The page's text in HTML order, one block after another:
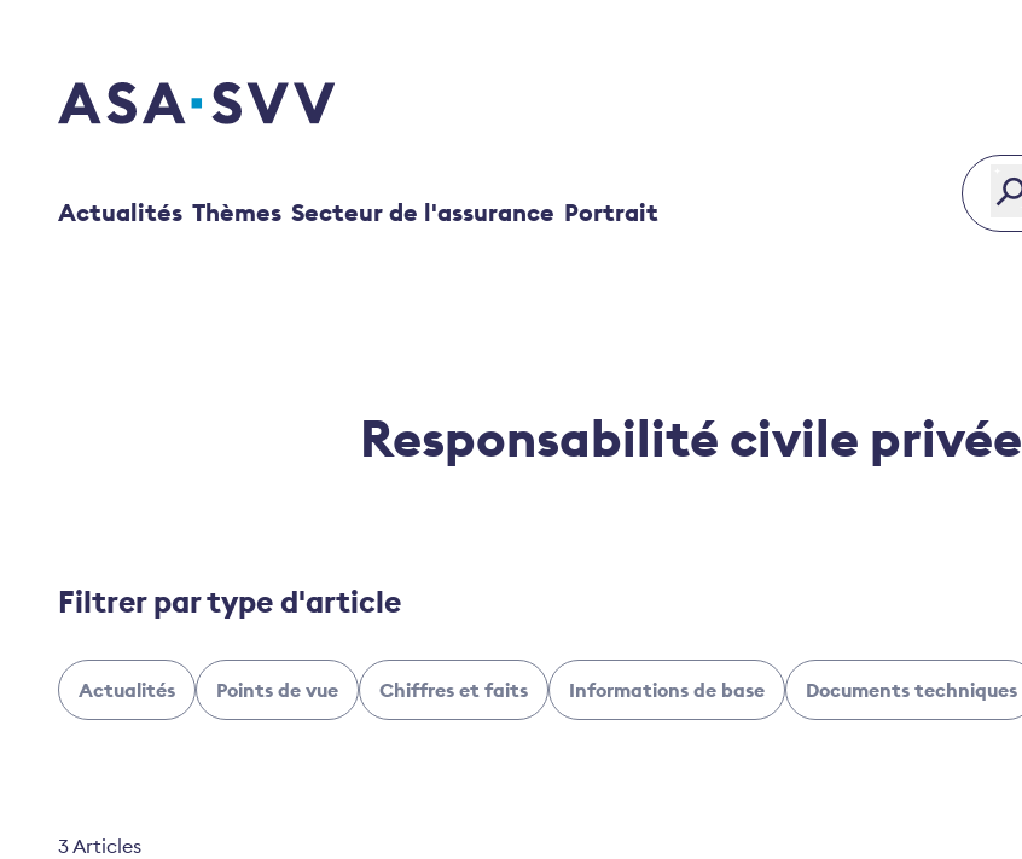
SVV Logo
Actualités Thèmes Secteur de l'assurance Portrait
Responsabilité civile privée
Filtrer par type d'article
Actualités Points de vue Chiffres et faits Informations de base Documents techniques
3 Articles